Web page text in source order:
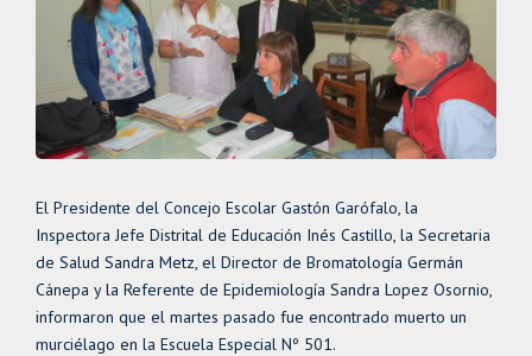
El Presidente del Concejo Escolar Gastón Garófalo, la
Inspectora Jefe Distrital de Educación Inés Castillo, la Secretaria
de Salud Sandra Metz, el Director de Bromatología Germán
Cánepa y la Referente de Epidemiología Sandra Lopez Osornio,
informaron que el martes pasado fue encontrado muerto un
murciélago en la Escuela Especial Nº 501.